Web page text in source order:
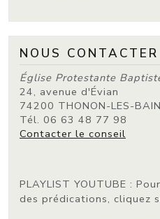
NOUS CONTACTER
Église Protestante
24, avenue d'Évian
74200 THONON-LES-
Tél. 06 63 48 77 98
Contacter le conseil
PLAYLIST YOUTUBE :
des prédications, cliquez